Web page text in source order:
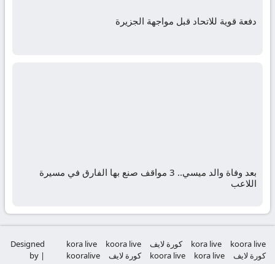
دفعة قوية للاتحاد قبل مواجهة الجزيرة
بعد وفاة والد ميسي.. 3 مواقف صنع بها الفارق في مسيرة
اللاعب
koora live
kora live كورة لايف koora live
kora live
كورة لايف
kora live
koora live كورة لايف
kooralive
Designed
by |